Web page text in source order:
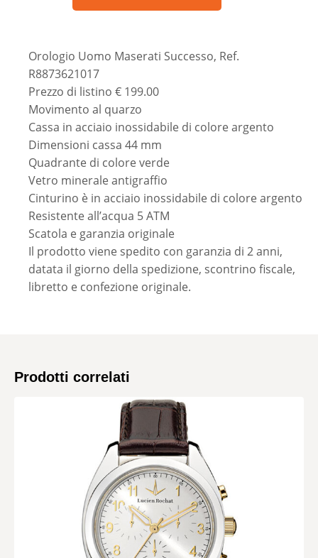
Orologio Uomo Maserati Successo, Ref.
R8873621017
Prezzo di listino € 199.00
Movimento al quarzo
Cassa in acciaio inossidabile di colore argento
Dimensioni cassa 44 mm
Quadrante di colore verde
Vetro minerale antigraffio
Cinturino è in acciaio inossidabile di colore argento
Resistente all’acqua 5 ATM
Scatola e garanzia originale
Il prodotto viene spedito con garanzia di 2 anni,
datata il giorno della spedizione, scontrino fiscale,
libretto e confezione originale.
Prodotti correlati